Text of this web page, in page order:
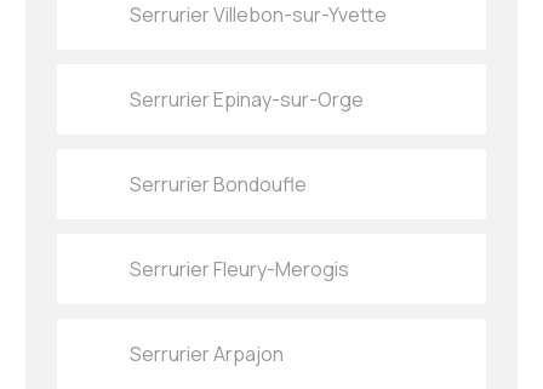
Serrurier Villebon-sur-Yvette
Serrurier Epinay-sur-Orge
Serrurier Bondoufle
Serrurier Fleury-Merogis
Serrurier Arpajon